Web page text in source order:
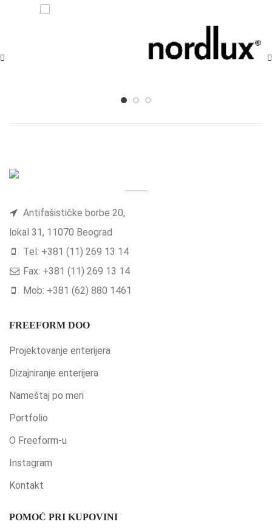
Antifašističke borbe 20,
lokal 31, 11070 Beograd
Tel: +381 (11) 269 13 14
Fax: +381 (11) 269 13 14
Mob: +381 (62) 880 1461
FREEFORM DOO
Projektovanje enterijera
Dizajniranje enterijera
Nameštaj po meri
Portfolio
O Freeform-u
Instagram
Kontakt
POMOĆ PRI KUPOVINI